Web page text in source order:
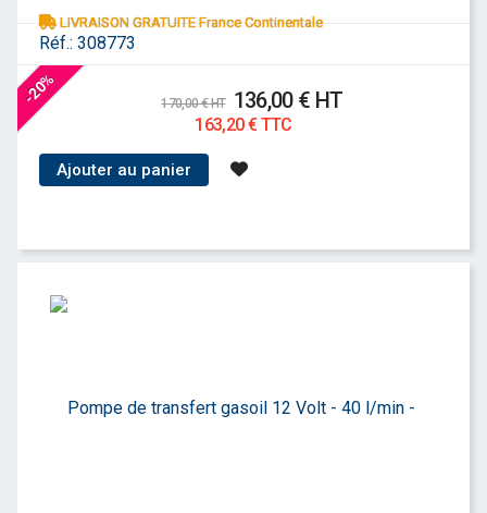
Réf.: 308773
LIVRAISON GRATUITE France Continentale
-20% 170,00 € HT 136,00 € HT
163,20 € TTC
Ajouter au panier